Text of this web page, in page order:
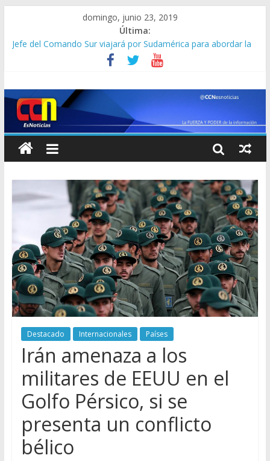
domingo, junio 23, 2019
Última:
Jefe del Comando Sur viajará por Sudamérica para abordar la
Detienen a “El Yiyo” uno de los 10 más buscados en Carabobo
taxi
Lo que se sabe de los militares y funcionarios del Cicpc
detenidos en las últimas horas
Corpoelec apuesta por un Frankenstein para el Zulia
Destacado Internacionales Países
Irán amenaza a los
militares de EEUU en el
Golfo Pérsico, si se
presenta un conflicto
bélico